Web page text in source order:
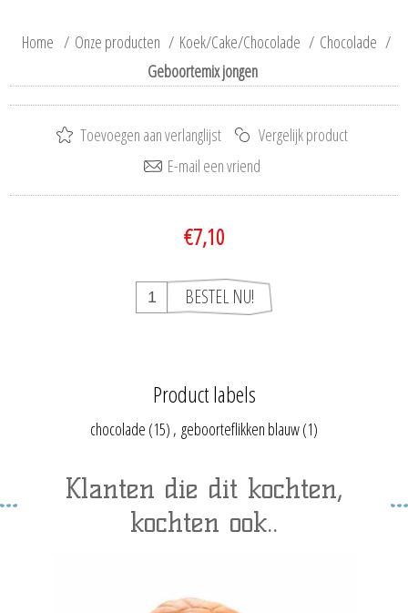
Home / Onze producten / Koek/Cake/Chocolade / Chocolade /
Geboortemix jongen
€7,10
Product labels
chocolade (15) , geboorteflikken blauw(1)
Klanten die dit kochten,
kochten ook..